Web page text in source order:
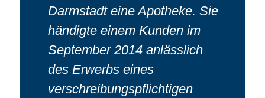
Darmstadt eine Apotheke. Sie
händigte einem Kunden im
September 2014 anlässlich
des Erwerbs eines
verschreibungspflichtigen